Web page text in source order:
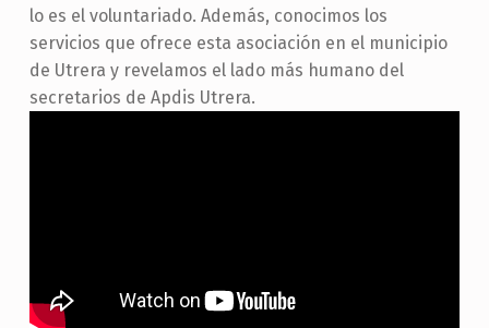
lo es el voluntariado. Además, conocimos los
servicios que ofrece esta asociación en el municipio
de Utrera y revelamos el lado más humano del
secretarios de Apdis Utrera.